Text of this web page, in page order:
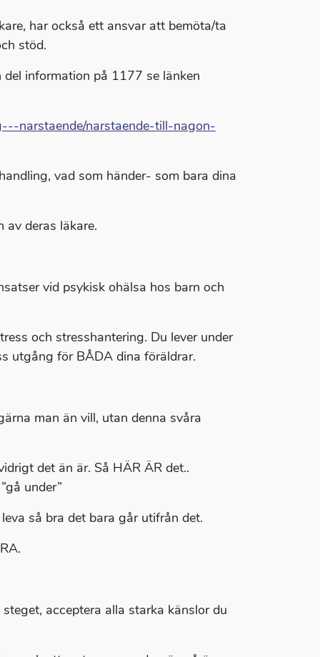
har också ett ansvar att bemöta/ta
stöd.
information på 1177 se länken
narstaende/narstaende-till-nagon-
vad som händer- som bara dina
deras läkare.
vid psykisk ohälsa hos barn och
och stresshantering. Du lever under
utgång för BÅDA dina föräldrar.
man än vill, utan denna svåra
det än är. Så HÄR ÄR det..
under”
så bra det bara går utifrån det.
acceptera alla starka känslor du